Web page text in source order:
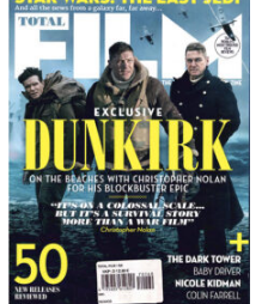
TOTAL FILM #260 –
SUMMER 2017